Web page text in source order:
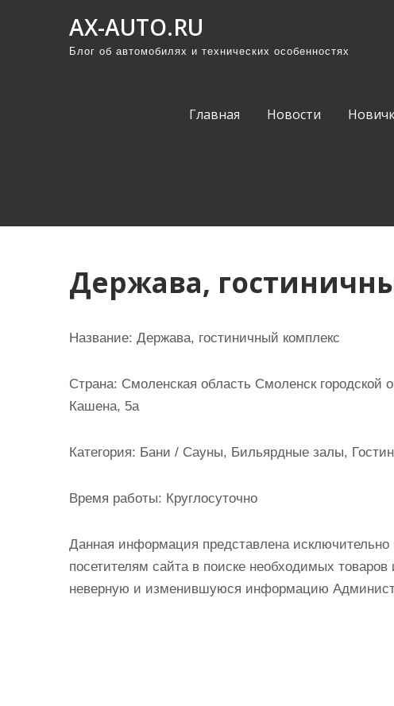
AX-AUTO.RU
Блог об автомобилях и технических особенностях
Главная Новости
Держава,
Название: Держава, гостиничный комплекс
Страна: Смоленская область Смоленск городской
Кашена, 5а
Категория: Бани / Сауны, Бильярдные залы,
Время работы: Круглосуточно
Данная информация представлена
посетителям сайта в поиске необходимых
неверную и изменившуюся информацию